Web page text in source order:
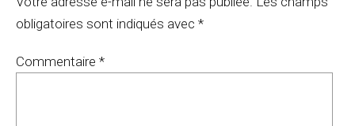
obligatoires sont indiqués avec *
Commentaire *